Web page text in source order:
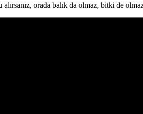
orada balık da olmaz, bitki de